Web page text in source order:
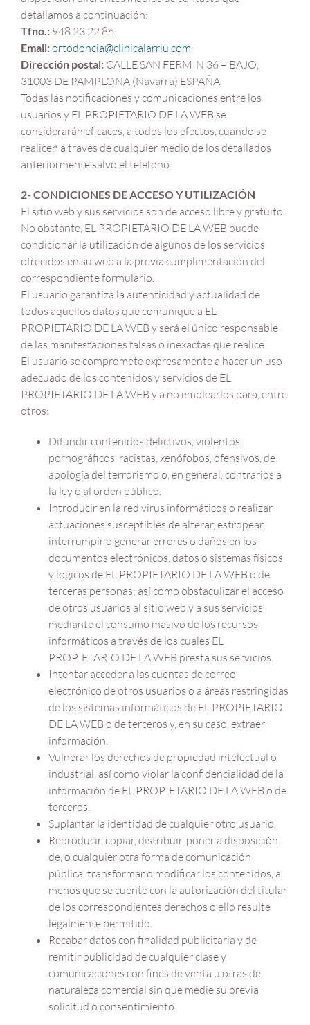
detallamos a continuación:
Tfno.: 948 23 22 86
Email:ortodoncia@clinicalarriu.com
Dirección postal: CALLE SAN FERMIN 36 – BAJO,
31003 DE PAMPLONA (Navarra) ESPAÑA.
Todas las notificaciones y comunicaciones entre los
usuarios y EL PROPIETARIO DE LA WEB se
considerarán eficaces, a todos los efectos, cuando se
realicen a través de cualquier medio de los detallados
anteriormente salvo el teléfono.
2- CONDICIONES DE ACCESO Y UTILIZACIÓN
El sitio web y sus servicios son de acceso libre y gratuito.
No obstante, EL PROPIETARIO DE LA WEB puede
condicionar la utilización de algunos de los servicios
ofrecidos en su web a la previa cumplimentación del
correspondiente formulario.
El usuario garantiza la autenticidad y actualidad de
todos aquellos datos que comunique a EL
PROPIETARIO DE LA WEB y será el único responsable
de las manifestaciones falsas o inexactas que realice.
El usuario se compromete expresamente a hacer un uso
adecuado de los contenidos y servicios de EL
PROPIETARIO DE LA WEB y a no emplearlos para, entre
otros:
Difundir contenidos delictivos, violentos,
pornográficos, racistas, xenófobos, ofensivos, de
apología del terrorismo o, en general, contrarios a
la ley o al orden público.
Introducir en la red virus informáticos o realizar
actuaciones susceptibles de alterar, estropear,
interrumpir o generar errores o daños en los
documentos electrónicos, datos o sistemas físicos
y lógicos de EL PROPIETARIO DE LA WEB o de
terceras personas; así como obstaculizar el acceso
de otros usuarios al sitio web y a sus servicios
mediante el consumo masivo de los recursos
informáticos a través de los cuales EL
PROPIETARIO DE LA WEB presta sus servicios.
Intentar acceder a las cuentas de correo
electrónico de otros usuarios o a áreas restringidas
de los sistemas informáticos de EL PROPIETARIO
DE LA WEB o de terceros y, en su caso, extraer
información.
Vulnerar los derechos de propiedad intelectual o
industrial, así como violar la confidencialidad de la
información de EL PROPIETARIO DE LA WEB o de
terceros.
Suplantar la identidad de cualquier otro usuario.
Reproducir, copiar, distribuir, poner a disposición
de, o cualquier otra forma de comunicación
pública, transformar o modificar los contenidos, a
menos que se cuente con la autorización del titular
de los correspondientes derechos o ello resulte
legalmente permitido.
Recabar datos con finalidad publicitaria y de
remitir publicidad de cualquier clase y
comunicaciones con fines de venta u otras de
naturaleza comercial sin que medie su previa
solicitud o consentimiento.